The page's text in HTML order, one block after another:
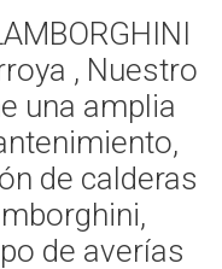
, Nuestro
una amplia
de calderas
de averías